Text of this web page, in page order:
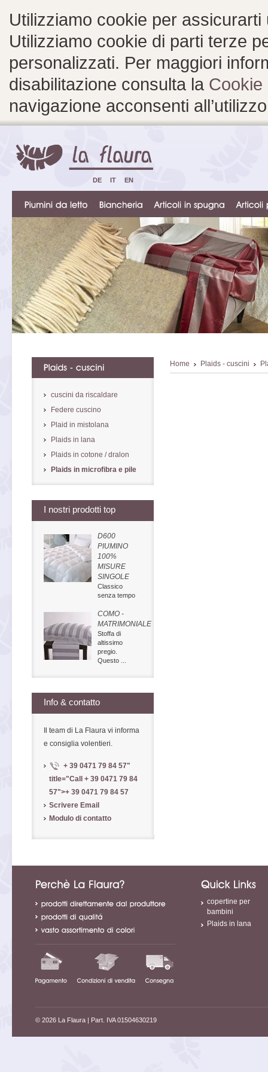
Utilizziamo cookie per
Utilizziamo cookie di parti terze
personalizzati. Per maggiori
disabilitazione consulta la Cookie
navigazione acconsenti
Home Plaids - cuscini
cuscini da riscaldare
Federe cuscino
Plaid in mistolana
Plaids in lana
Plaids in cotone / dralon
Plaids in microfibra e pile
I nostri prodotti top
D600
PIUMINO
100%
MISURE
SINGOLE
Classico
senza tempo
COMO -
MATRIMONIALE
Stoffa di
altissimo
pregio.
Questo ...
Info & contatto
Il team di La Flaura vi informa
e consiglia volentieri.
+ 39 0471 79 84 57"
title="Call + 39 0471 79 84
57">+ 39 0471 79 84 57
Scrivere Email
Modulo di contatto
DE IT EN
copertine per
bambini
Plaids in lana
© 2026 La Flaura| Part. IVA 01504630219